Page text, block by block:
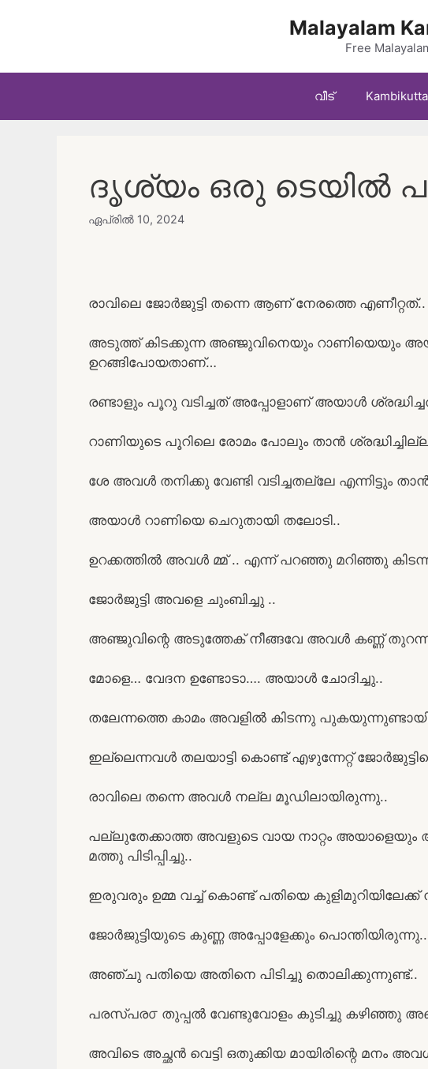
Malayalam
Free
വീട്
ദൃശ്യം ഒരു ടെയിൽ
ഏപ്രിൽ 10, 2024
രാവിലെ ജോർജുട്ടി തന്നെ ആണ് നേരത്തെ എണീറ്റത്..
അടുത്ത് കിടക്കുന്ന അഞ്ജുവിനെയും റാണിയെയും
ഉറങ്ങിപോയതാണ്…
രണ്ടാളും പൂറു വടിച്ചത് അപ്പോളാണ് അയാൾ
റാണിയുടെ പൂറിലെ രോമം പോലും താൻ
ശേ അവൾ തനിക്കു വേണ്ടി വടിച്ചതല്ലേ എന്നിട്ടും
അയാൾ റാണിയെ ചെറുതായി തലോടി..
ഉറക്കത്തിൽ അവൾ മ്മ് .. എന്ന് പറഞ്ഞു മറിഞ്ഞു
ജോർജുട്ടി അവളെ ചുംബിച്ചു ..
അഞ്ജുവിന്റെ അടുത്തേക് നീങ്ങവേ അവൾ കണ്ണ്
മോളെ… വേദന ഉണ്ടോടാ…. അയാൾ ചോദിച്ചു..
തലേന്നത്തെ കാമം അവളിൽ കിടന്നു
ഇല്ലെന്നവൾ തലയാട്ടി കൊണ്ട് എഴുന്നേറ്റ്
രാവിലെ തന്നെ അവൾ നല്ല മൂഡിലായിരുന്നു..
പല്ലുതേക്കാത്ത അവളുടെ വായ നാറ്റം അയാളെയും
മത്തു പിടിപ്പിച്ചു..
ഇരുവരും ഉമ്മ വച്ച് കൊണ്ട് പതിയെ കുളിമുറിയിലേക്ക്
ജോർജുട്ടിയുടെ കുണ്ണ അപ്പോളേക്കും പൊന്തിയിരുന്നു..
അഞ്ചു പതിയെ അതിനെ പിടിച്ചു തൊലിക്കുന്നുണ്ട്..
പരസ്പര൦ തുപ്പൽ വേണ്ടുവോളം കുടിച്ചു കഴിഞ്ഞു
അവിടെ അച്ഛൻ വെട്ടി ഒതുക്കിയ മായിരിന്റെ മനം